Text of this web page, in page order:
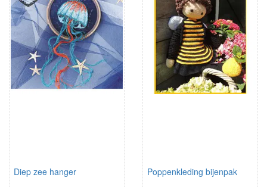
Diep zee hanger Poppenkleding bijenpak